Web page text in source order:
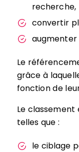
recherche,
convertir
Le
grâce à
fonction de
Le classement
telles que :
le ciblage